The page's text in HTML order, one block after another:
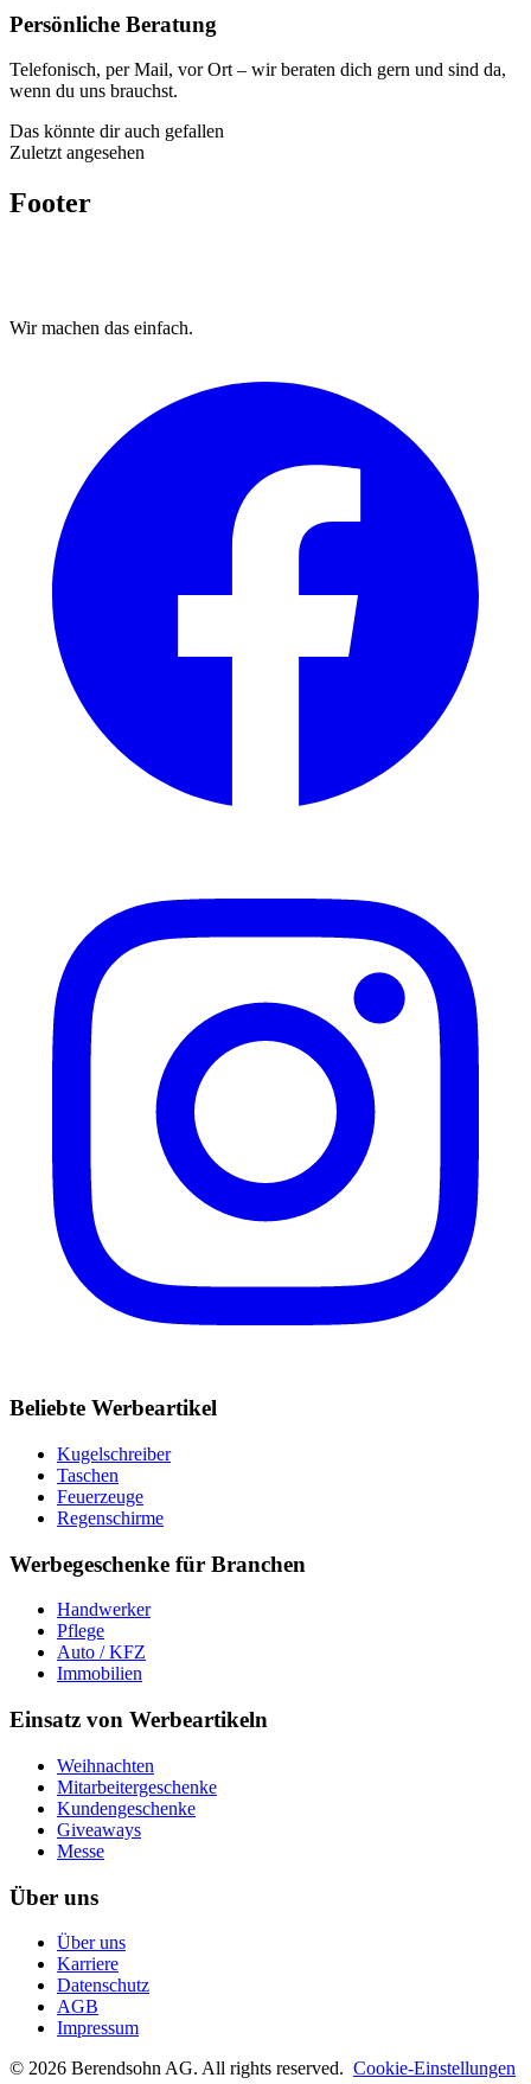
Persönliche Beratung
Telefonisch, per Mail, vor Ort – wir beraten dich gern und sind da,
wenn du uns brauchst.
Das könnte dir auch gefallen
Zuletzt angesehen
Footer
Wir machen das einfach.
Beliebte Werbeartikel
Kugelschreiber
Taschen
Feuerzeuge
Regenschirme
Werbegeschenke für Branchen
Handwerker
Pflege
Auto / KFZ
Immobilien
Einsatz von Werbeartikeln
Weihnachten
Mitarbeitergeschenke
Kundengeschenke
Giveaways
Messe
Über uns
Über uns
Karriere
Datenschutz
AGB
Impressum
© 2026 Berendsohn AG. All rights reserved. Cookie-Einstellungen